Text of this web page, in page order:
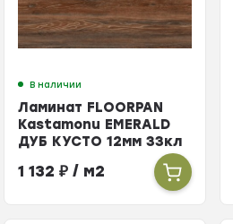
В наличии
Ламинат FLOORPAN
Kastamonu EMERALD
ДУБ КУСТО 12мм 33кл
1 132₽ / м2